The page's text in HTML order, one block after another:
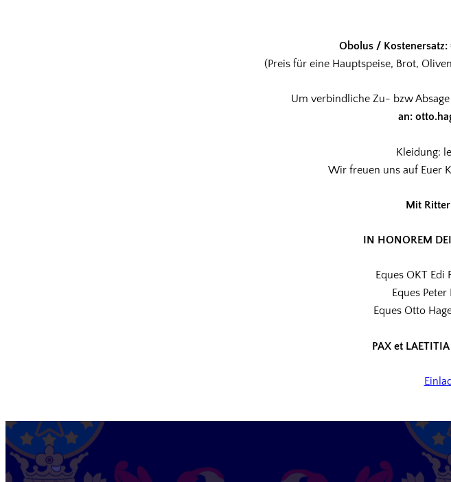
Obolus /
(Preis für eine Hauptspeise, Brot,
Um verbindliche Zu- bzw
an:
Kleidung:
Wir freuen uns auf Euer
Mit
IN HONOREM
Eques OKT Edi
Eques
Eques Otto
PAX et